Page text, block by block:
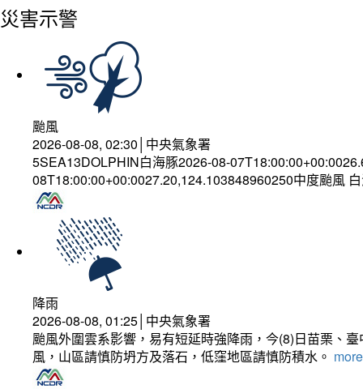
災害示警
颱風
2026-08-08, 02:30│中央氣象署
5SEA13DOLPHIN白海豚2026-08-
08T18:00:00+00:0027.20,124.103848960250中度颱風
降雨
2026-08-08, 01:25│中央氣象署
颱風外圍雲系影響，易有短延時強降雨，今(8)日苗栗、
風，山區請慎防坍方及落石，低窪地區請慎防積水。